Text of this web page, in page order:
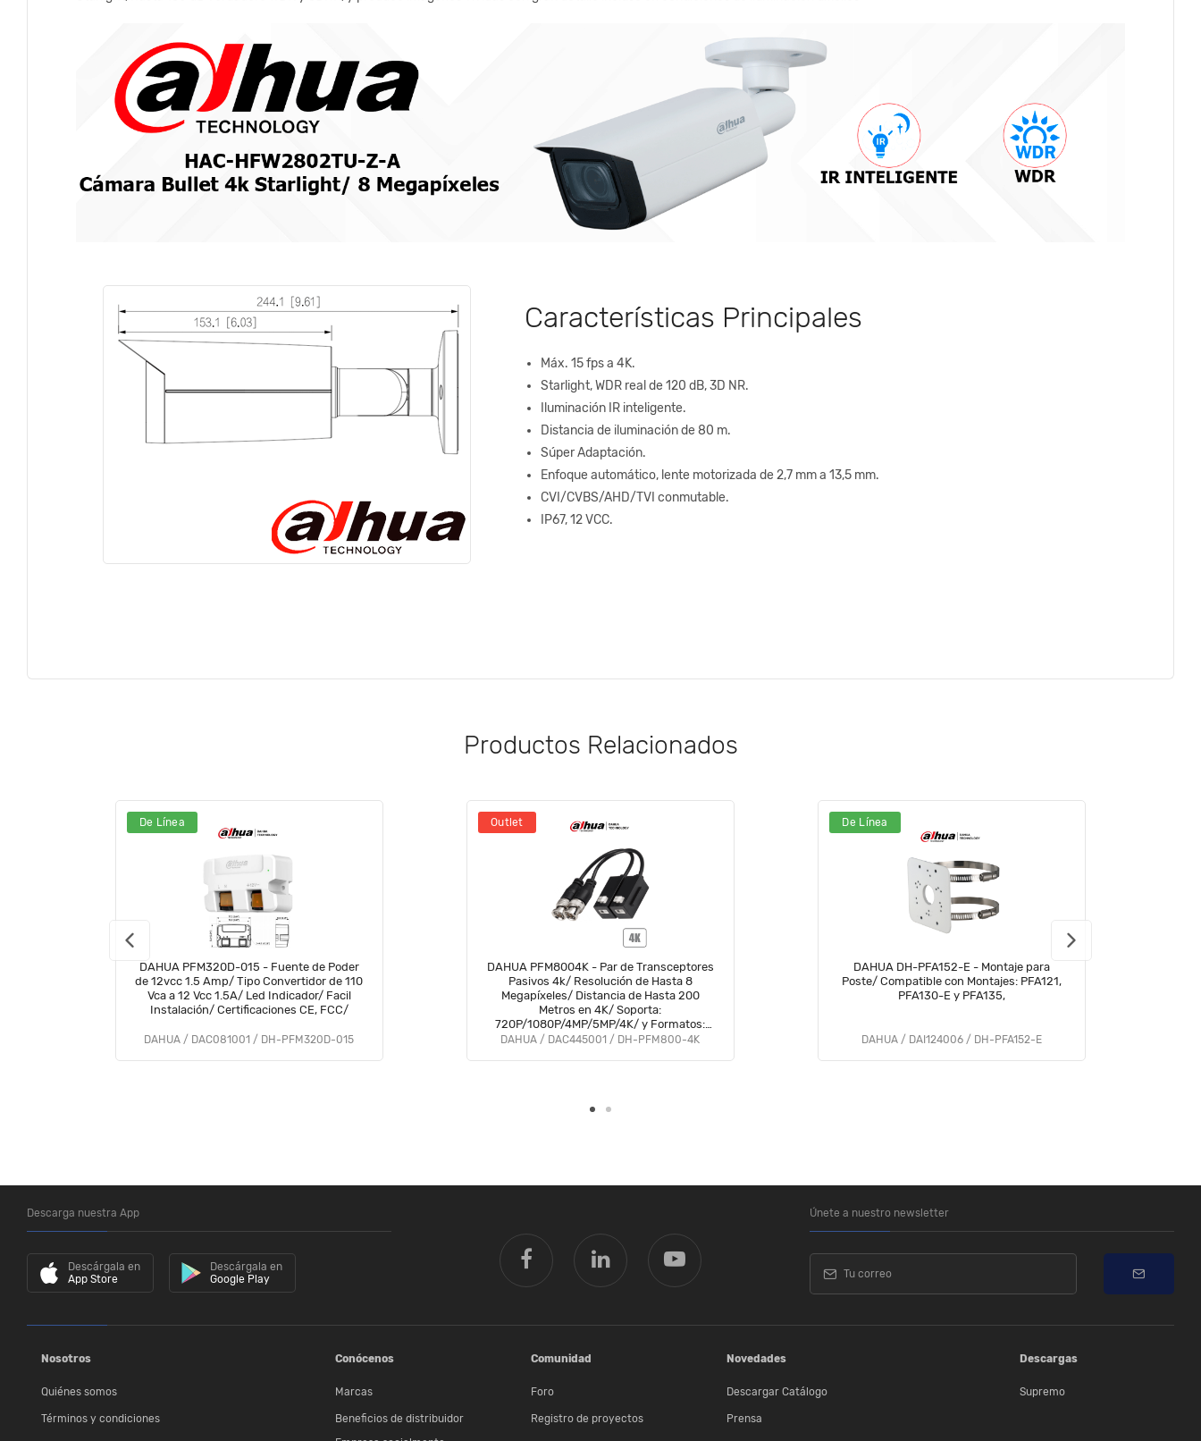
Características Principales
Máx. 15 fps a 4K.
Starlight, WDR real de 120 dB, 3D NR.
Iluminación IR inteligente.
Distancia de iluminación de 80 m.
Súper Adaptación.
Enfoque automático, lente motorizada de 2,7 mm a 13,5 mm.
CVI/CVBS/AHD/TVI conmutable.
IP67, 12 VCC.
Productos Relacionados
De Línea
DAHUA PFM320D-015 - Fuente de Poder
de 12vcc 1.5 Amp/ Tipo Convertidor de 110
Vca a 12 Vcc 1.5A/ Led Indicador/ Facil
Instalación/ Certificaciones CE, FCC/
DAHUA / DAC081001 / DH-PFM320D-015
Outlet
DAHUA PFM8004K - Par de Transceptores
Pasivos 4k/ Resolución de Hasta 8
Megapíxeles/ Distancia de Hasta 200
Metros en 4K/ Soporta:
720P/1080P/4MP/5MP/4K/ y Formatos:
HDCVI/TVI/AHD/CVBS/
DAHUA / DAC445001 / DH-PFM800-4K
De Línea
DAHUA DH-PFA152-E - Montaje para
Poste/ Compatible con Montajes: PFA121,
PFA130-E y PFA135,
DAHUA / DAI124006 / DH-PFA152-E
Descarga nuestra App
Descárgala en
App Store
Descárgala en
Google Play
Únete a nuestro newsletter
Nosotros
Quiénes somos
Términos y condiciones
Conócenos
Marcas
Beneficios de distribuidor
Comunidad
Foro
Registro de proyectos
Novedades
Descargar Catálogo
Prensa
Descargas
Supremo